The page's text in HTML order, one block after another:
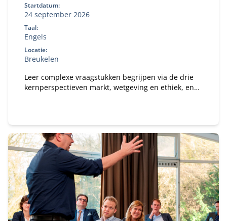
Startdatum:
24 september 2026
Taal:
Engels
Locatie:
Breukelen
Leer complexe vraagstukken begrijpen via de drie
kernperspectieven markt, wetgeving en ethiek, en